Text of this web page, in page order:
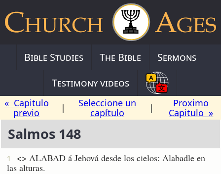
Bible Studies The Bible
Sermons
Testimony videos
« Capitulo
previo
|
Seleccione un
capítulo
|
Proximo
Capitulo »
Salmos 148
1 <> ALABAD á Jehová desde los cielos: Alabadle en
las alturas.